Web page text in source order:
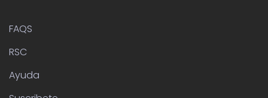
FAQS
RSC
Ayuda